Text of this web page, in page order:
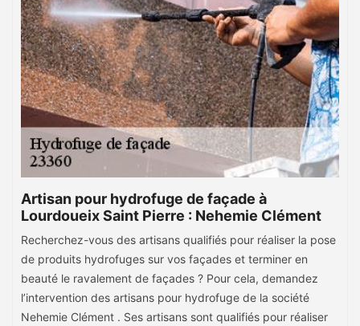
Artisan pour hydrofuge de façade à
Lourdoueix Saint Pierre : Nehemie Clément
Recherchez-vous des artisans qualifiés pour réaliser la pose
de produits hydrofuges sur vos façades et terminer en
beauté le ravalement de façades ? Pour cela, demandez
l’intervention des artisans pour hydrofuge de la société
Nehemie Clément . Ses artisans sont qualifiés pour réaliser